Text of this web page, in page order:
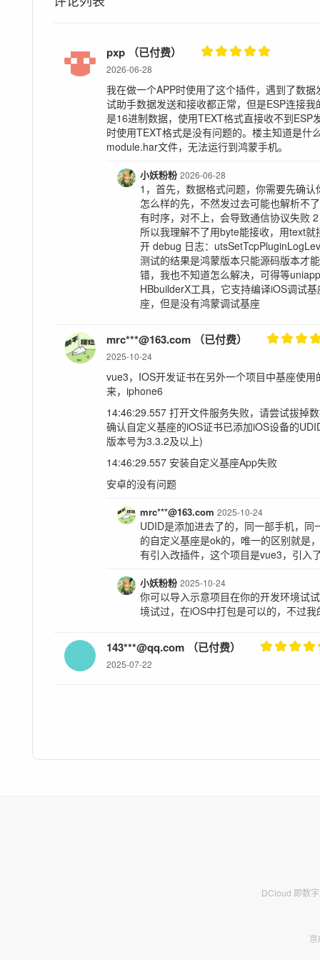
pxp （已付费）
2026-06-28
我在做一个APP时使用了这个插件，遇到了数
试助手数据发送和接收都正常，但是ESP连接
是16进制数据，使用TEXT格式直接收不到ESP
时使用TEXT格式是没有问题的。楼主知道是什
module.har文件，无法运行到鸿蒙手机。
小妖粉粉2026-06-28
1，首先，数据格式问题，你需要先确
怎么样的先，不然发过去可能也解析不
有时序，对不上，会导致通信协议失败
所以我理解不了用byte能接收，用text
开 debug 日志：
测试的结果是鸿蒙版本只能源码版本才
错，我也不知道怎么解决，可得等
HBbuilderX工具，它支持编译iOS调试
座，但是没有鸿蒙调试基座
mrc***@163.com （已付费）
2025-10-24
vue3，IOS开发证书在另外一个项目中基座使
来，iphone6
14:46:29.557 打开文件服务失败，请尝试拔掉
确认自定义基座的iOS证书已添加iOS设备的
版本号为3.3.2及以上)
14:46:29.557 安装自定义基座App失败
安卓的没有问题
mrc***@163.com2025-10-24
UDID是添加进去了的，同一部手机，
的自定义基座是ok的，唯一的区别就是
有引入改插件，这个项目是vue3，引入
小妖粉粉2025-10-24
你可以导入示意项目在你的开发环境试
境试过，在iOS中打包是可以的，不过
143***@qq.com （已付费）
2025-07-22
DCloud 即数